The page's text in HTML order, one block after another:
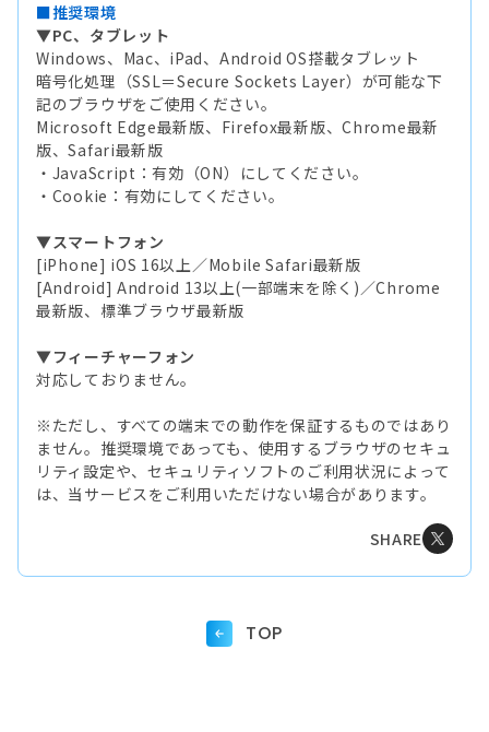
■推奨環境
▼PC、タブレット
Windows、Mac、iPad、Android OS搭載タブレット
暗号化処理（SSL＝Secure Sockets Layer）が可能な下
記のブラウザをご使用ください。
Microsoft Edge最新版、Firefox最新版、Chrome最新
版、Safari最新版
・JavaScript：有効（ON）にしてください。
・Cookie：有効にしてください。
▼スマートフォン
[iPhone] iOS 16以上／Mobile Safari最新版
[Android] Android 13以上(一部端末を除く)／Chrome
最新版、標準ブラウザ最新版
▼フィーチャーフォン
対応しておりません。
※ただし、すべての端末での動作を保証するものではあり
ません。推奨環境であっても、使用するブラウザのセキュ
リティ設定や、セキュリティソフトのご利用状況によって
は、当サービスをご利用いただけない場合があります。
SHARE
TOP